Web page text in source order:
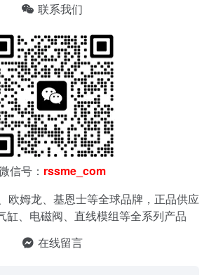
联系我们
信号： rssme_com
欧姆龙、基恩士等全球品牌，正品供应
缸、电磁阀、直线模组等全系列产品
在线留言